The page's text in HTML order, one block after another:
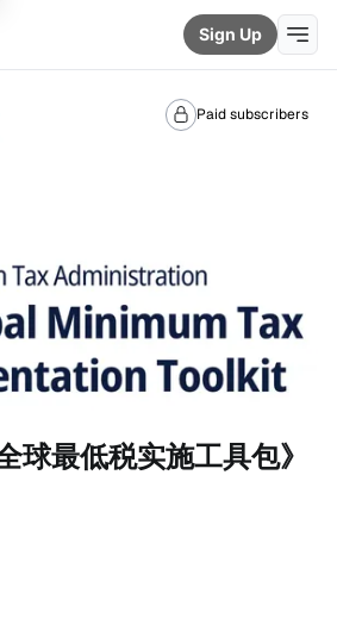
Sign Up
Paid subscribers
球最低税实施工具包》